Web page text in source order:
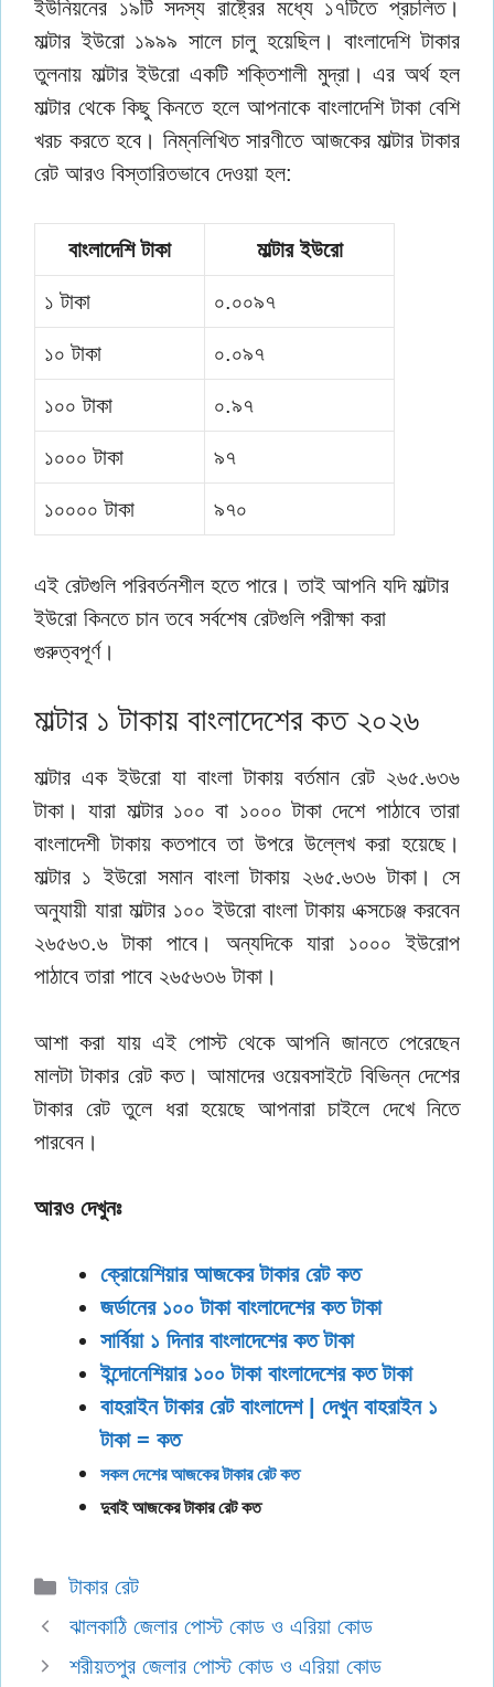
ইউনিয়নের ১৯টি সদস্য রাষ্ট্রের মধ্যে ১৭টিতে প্রচলিত।
মাল্টার ইউরো ১৯৯৯ সালে চালু হয়েছিল। বাংলাদেশি টাকার
তুলনায় মাল্টার ইউরো একটি শক্তিশালী মুদ্রা। এর অর্থ হল
মাল্টার থেকে কিছু কিনতে হলে আপনাকে বাংলাদেশি টাকা বেশি
খরচ করতে হবে। নিম্নলিখিত সারণীতে আজকের মাল্টার টাকার
রেট আরও বিস্তারিতভাবে দেওয়া হল:
বাংলাদেশি টাকা মাল্টার ইউরো
১ টাকা ০.০০৯৭
১০ টাকা ০.০৯৭
১০০ টাকা ০.৯৭
১০০০ টাকা ৯৭
১০০০০ টাকা ৯৭০
এই রেটগুলি পরিবর্তনশীল হতে পারে। তাই আপনি যদি মাল্টার
ইউরো কিনতে চান তবে সর্বশেষ রেটগুলি পরীক্ষা করা
গুরুত্বপূর্ণ।
মাল্টার ১ টাকায় বাংলাদেশের কত ২০২৬
মাল্টার এক ইউরো যা বাংলা টাকায় বর্তমান রেট ২৬৫.৬৩৬
টাকা। যারা মাল্টার ১০০ বা ১০০০ টাকা দেশে পাঠাবে তারা
বাংলাদেশী টাকায় কতপাবে তা উপরে উল্লেখ করা হয়েছে।
মাল্টার ১ ইউরো সমান বাংলা টাকায় ২৬৫.৬৩৬ টাকা। সে
অনুযায়ী যারা মাল্টার ১০০ ইউরো বাংলা টাকায় এক্সচেঞ্জ করবেন
২৬৫৬৩.৬ টাকা পাবে। অন্যদিকে যারা ১০০০ ইউরোপ
পাঠাবে তারা পাবে ২৬৫৬৩৬ টাকা।
আশা করা যায় এই পোস্ট থেকে আপনি জানতে পেরেছেন
মালটা টাকার রেট কত। আমাদের ওয়েবসাইটে বিভিন্ন দেশের
টাকার রেট তুলে ধরা হয়েছে আপনারা চাইলে দেখে নিতে
পারবেন।
আরও দেখুনঃ
ক্রোয়েশিয়ার আজকের টাকার রেট কত
জর্ডানের ১০০ টাকা বাংলাদেশের কত টাকা
সার্বিয়া ১ দিনার বাংলাদেশের কত টাকা
ইন্দোনেশিয়ার ১০০ টাকা বাংলাদেশের কত টাকা
বাহরাইন টাকার রেট বাংলাদেশ | দেখুন বাহরাইন ১
টাকা = কত
সকল দেশের আজকের টাকার রেট কত
দুবাই আজকের টাকার রেট কত
Categories
টাকার রেট
ঝালকাঠি জেলার পোস্ট কোড ও এরিয়া কোড
শরীয়তপুর জেলার পোস্ট কোড ও এরিয়া কোড